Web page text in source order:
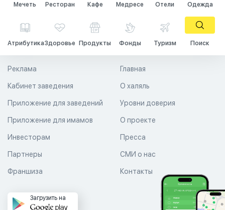
Мечеть Ресторан Кафе Медресе Отели Одежда
АтрибутикаЗдоровье Продукты Фонды Туризм Поиск
Главная
О халяль
Уровни доверия
Реклама
Кабинет заведения
Приложение для заведений
Приложение для имамов О проекте
Пресса
СМИ о нас
Контакты
Инвесторам
Партнеры
Франшиза
Загрузить на